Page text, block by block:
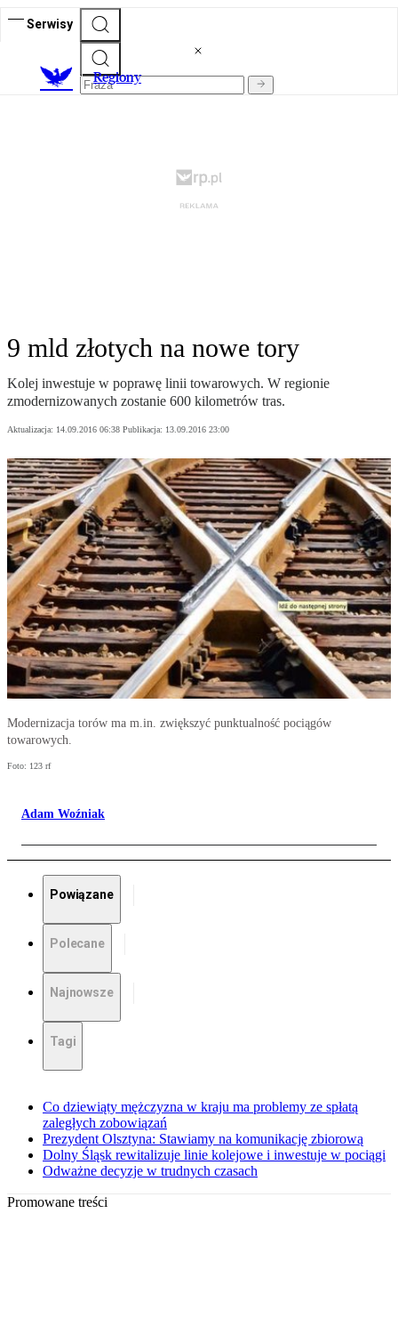
Serwisy
Regiony
9 mld złotych na nowe tory
Kolej inwestuje w poprawę linii towarowych. W regionie
zmodernizowanych zostanie 600 kilometrów tras.
Aktualizacja: 14.09.2016 06:38 Publikacja: 13.09.2016 23:00
Modernizacja torów ma m.in. zwiększyć punktualność pociągów
towarowych.
Foto: 123 rf
Adam Woźniak
Powiązane
Polecane
Najnowsze
Tagi
Co dziewiąty mężczyzna w kraju ma problemy ze spłatą
zaległych zobowiązań
Prezydent Olsztyna: Stawiamy na komunikację zbiorową
Dolny Śląsk rewitalizuje linie kolejowe i inwestuje w pociągi
Odważne decyzje w trudnych czasach
Promowane treści